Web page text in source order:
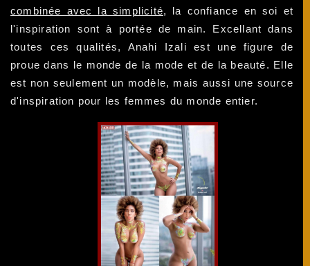
combinée avec la simplicité, la confiance en soi et
l'inspiration sont à portée de main. Excellant dans
toutes ces qualités, Anahi Izali est une figure de
proue dans le monde de la mode et de la beauté. Elle
est non seulement un modèle, mais aussi une source
d'inspiration pour les femmes du monde entier.